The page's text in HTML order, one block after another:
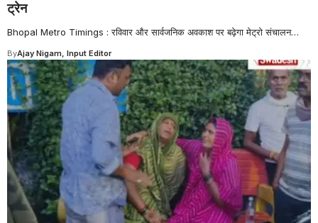
ट्रेन
Bhopal Metro Timings : रविवार और सार्वजनिक अवकाश पर बढ़ेगा मेट्रो संचालन…
ByAjay Nigam, Input Editor